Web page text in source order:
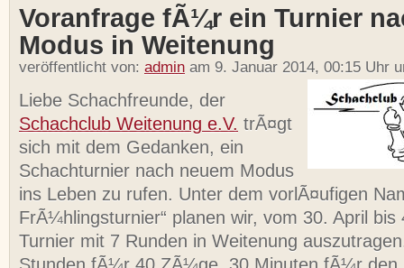
Voranfrage fÃ¼r ein Turnier
Modus in Weitenung
veröffentlicht von: admin am 9. Januar 2014, 00:15 Uhr
Liebe Schachfreunde, der
Schachclub Weitenung e.V. trÃ¤gt
sich mit dem Gedanken, ein
Schachturnier nach neuem Modus
ins Leben zu rufen. Unter dem vorlÃ¤ufigen
FrÃ¼hlingsturnier“ planen wir, vom 30. April bis
Turnier mit 7 Runden in Weitenung